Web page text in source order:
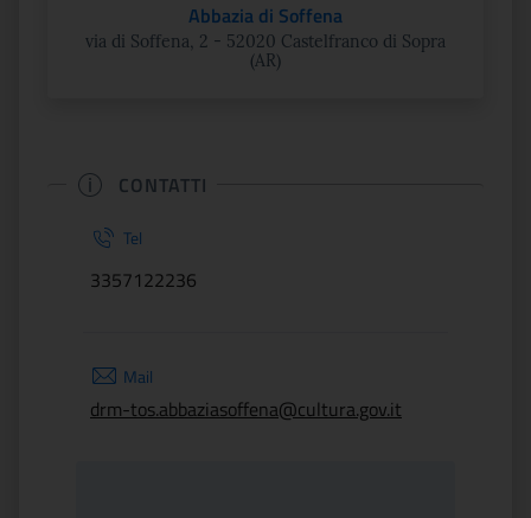
Abbazia di Soffena
via di Soffena, 2 - 52020 Castelfranco di Sopra
(AR)
CONTATTI
Tel
3357122236
Mail
drm-tos.abbaziasoffena@cultura.gov.it